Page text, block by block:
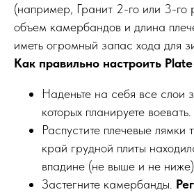
(например, Гранит 2-го или 3-го
объем камербандов и длина
иметь огромный запас хода для
Как правильно настроить
Наденьте на себя все слои
которых планируете воевать.
Распустите плечевые лямки
край грудной плиты
впадине (не выше и не ниже).
Застегните камербанды.